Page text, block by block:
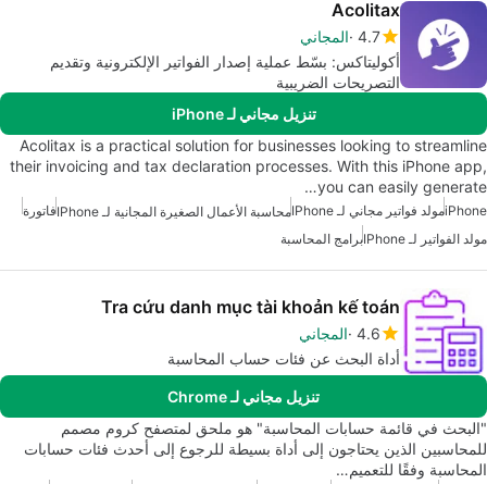
Acolitax
4.7 المجاني
أكوليتاكس: بسّط عملية إصدار الفواتير الإلكترونية وتقديم
التصريحات الضريبية
تنزيل مجاني لـ iPhone
Acolitax is a practical solution for businesses looking to streamline
their invoicing and tax declaration processes. With this iPhone app,
you can easily generate…
iPhoneمولد فواتير مجاني لـ IPhone محاسبة الأعمال الصغيرة المجانية لـ IPhone
فاتورة
مولد الفواتير لـ IPhone
برامج المحاسبة
Tra cứu danh mục tài khoản kế toán
4.6 المجاني
أداة البحث عن فئات حساب المحاسبة
تنزيل مجاني لـ Chrome
"البحث في قائمة حسابات المحاسبة" هو ملحق لمتصفح كروم مصمم
للمحاسبين الذين يحتاجون إلى أداة بسيطة للرجوع إلى أحدث فئات حسابات
المحاسبة وفقًا للتعميم…